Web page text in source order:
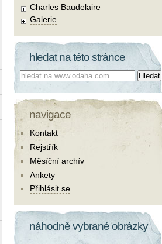
Charles Baudelaire
Galerie
hledat na této stránce
Co hledat:
navigace
Kontakt
Rejstřík
Měsíční archív
Ankety
Přihlásit se
náhodně vybrané obrázky